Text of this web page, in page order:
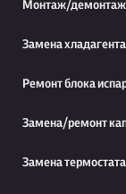
Монтаж/демонтаж
Замена
Ремонт блока
Замена/ремонт
Замена термостата